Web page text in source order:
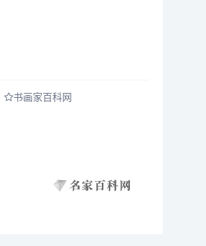
书画家百科网